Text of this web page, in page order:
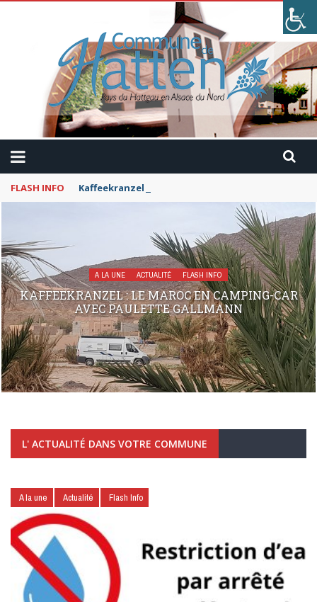
FLASH INFO Kaffeekranzel : Le Maroc en camping-car avec
A LA UNE ACTUALITÉ FLASH INFO
KAFFEEKRANZEL : LE MAROC EN CAMPING-CAR
AVEC PAULETTE GALLMANN
L' ACTUALITÉ DANS VOTRE COMMUNE
A la une Actualité Flash Info